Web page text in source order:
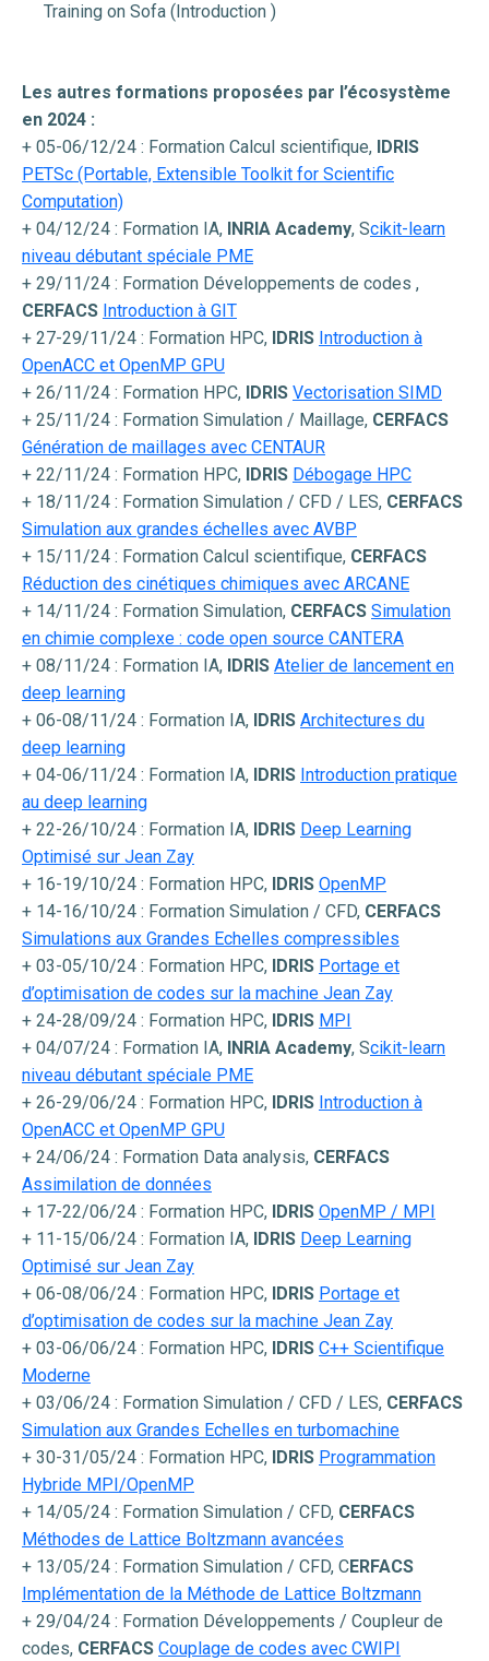
Training on Sofa (Introduction )
Les autres formations proposées par l’écosystème
en 2024 :
+ 05-06/12/24 : Formation Calcul scientifique, IDRIS
PETSc (Portable, Extensible Toolkit for Scientific
Computation)
+ 04/12/24 : Formation IA, INRIA Academy, Scikit-learn
niveau débutant spéciale PME
+ 29/11/24 : Formation Développements de codes ,
CERFACS Introduction à GIT
+ 27-29/11/24 : Formation HPC, IDRIS Introduction à
OpenACC et OpenMP GPU
+ 26/11/24 : Formation HPC, IDRIS Vectorisation SIMD
+ 25/11/24 : Formation Simulation / Maillage, CERFACS
Génération de maillages avec CENTAUR
+ 22/11/24 : Formation HPC, IDRIS Débogage HPC
+ 18/11/24 : Formation Simulation / CFD / LES, CERFACS
Simulation aux grandes échelles avec AVBP
+ 15/11/24 : Formation Calcul scientifique, CERFACS
Réduction des cinétiques chimiques avec ARCANE
+ 14/11/24 : Formation Simulation, CERFACS Simulation
en chimie complexe : code open source CANTERA
+ 08/11/24 : Formation IA, IDRIS Atelier de lancement en
deep learning
+ 06-08/11/24 : Formation IA, IDRIS Architectures du
deep learning
+ 04-06/11/24 : Formation IA, IDRIS Introduction pratique
au deep learning
+ 22-26/10/24 : Formation IA, IDRIS Deep Learning
Optimisé sur Jean Zay
+ 16-19/10/24 : Formation HPC, IDRIS OpenMP
+ 14-16/10/24 : Formation Simulation / CFD, CERFACS
Simulations aux Grandes Echelles compressibles
+ 03-05/10/24 : Formation HPC, IDRIS Portage et
d’optimisation de codes sur la machine Jean Zay
+ 24-28/09/24 : Formation HPC, IDRIS MPI
+ 04/07/24 : Formation IA, INRIA Academy, Scikit-learn
niveau débutant spéciale PME
+ 26-29/06/24 : Formation HPC, IDRIS Introduction à
OpenACC et OpenMP GPU
+ 24/06/24 : Formation Data analysis, CERFACS
Assimilation de données
+ 17-22/06/24 : Formation HPC, IDRIS OpenMP / MPI
+ 11-15/06/24 : Formation IA, IDRIS Deep Learning
Optimisé sur Jean Zay
+ 06-08/06/24 : Formation HPC, IDRIS Portage et
d’optimisation de codes sur la machine Jean Zay
+ 03-06/06/24 : Formation HPC, IDRIS C++ Scientifique
Moderne
+ 03/06/24 : Formation Simulation / CFD / LES, CERFACS
Simulation aux Grandes Echelles en turbomachine
+ 30-31/05/24 : Formation HPC, IDRIS Programmation
Hybride MPI/OpenMP
+ 14/05/24 : Formation Simulation / CFD, CERFACS
Méthodes de Lattice Boltzmann avancées
+ 13/05/24 : Formation Simulation / CFD, CERFACS
Implémentation de la Méthode de Lattice Boltzmann
+ 29/04/24 : Formation Développements / Coupleur de
codes, CERFACS Couplage de codes avec CWIPI